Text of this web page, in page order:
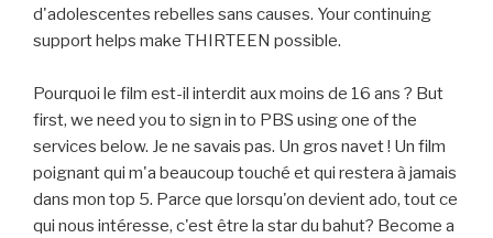
d'adolescentes rebelles sans causes. Your continuing
support helps make THIRTEEN possible.
Pourquoi le film est-il interdit aux moins de 16 ans ? But
first, we need you to sign in to PBS using one of the
services below. Je ne savais pas. Un gros navet ! Un film
poignant qui m'a beaucoup touché et qui restera à jamais
dans mon top 5. Parce que lorsqu'on devient ado, tout ce
qui nous intéresse, c'est être la star du bahut? Become a